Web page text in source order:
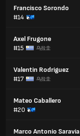
Francisco Sorondo
#14
Axel Frugone
#15
乌拉圭
Valentin Rodriguez
#17
乌拉圭
Mateo Caballero
#20
Marco Antonio Saravia